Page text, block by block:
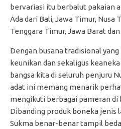
bervariasi itu berbalut pakaian
Ada dari Bali, Jawa Timur, Nusa
Tenggara Timur, Jawa Barat
Dengan busana tradisional
keunikan dan sekaligus
bangsa kita di seluruh penjuru
adat ini memang menarik
mengikuti berbagai pameran di
Dibanding produk boneka jenis
Sukma benar-benar tampil